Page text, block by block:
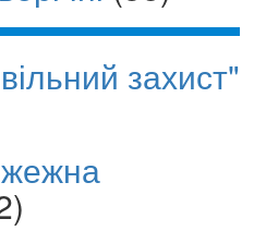
захист"